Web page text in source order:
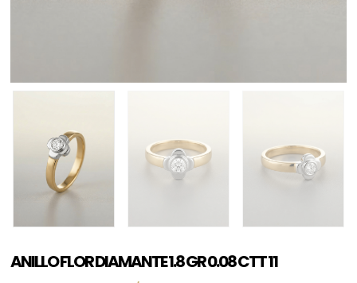
ANILLO FLOR DIAMANTE 1.8 GR 0.08 CTT 11